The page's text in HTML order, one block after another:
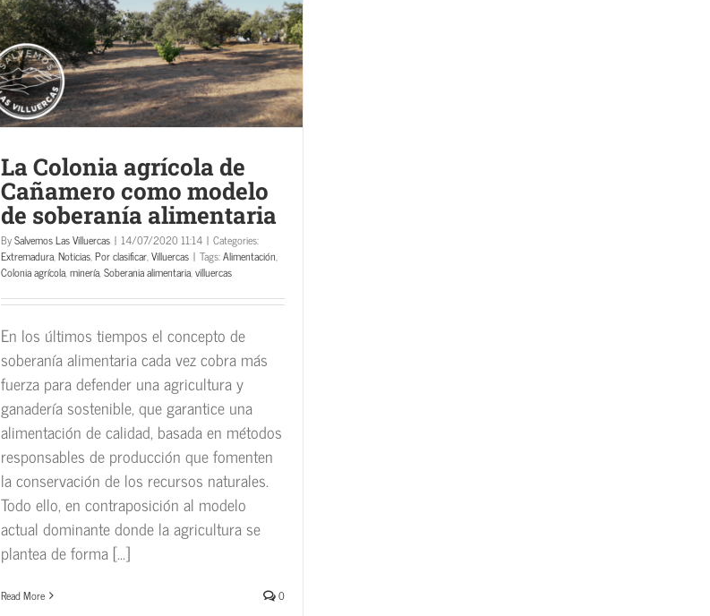
La Colonia agrícola de
Cañamero como modelo
de soberanía alimentaria
BySalvemos Las Villuercas | 14/07/2020 11:14 | Categories:
Extremadura,Noticias,Por clasificar,Villuercas | Tags:Alimentación,
Colonia agrícola,minería,Soberania alimentaria,villuercas
En los últimos tiempos el concepto de
soberanía alimentaria cada vez cobra más
fuerza para defender una agricultura y
ganadería sostenible, que garantice una
alimentación de calidad, basada en métodos
responsables de producción que fomenten
la conservación de los recursos naturales.
Todo ello, en contraposición al modelo
actual dominante donde la agricultura se
plantea de forma [...]
Read More 0